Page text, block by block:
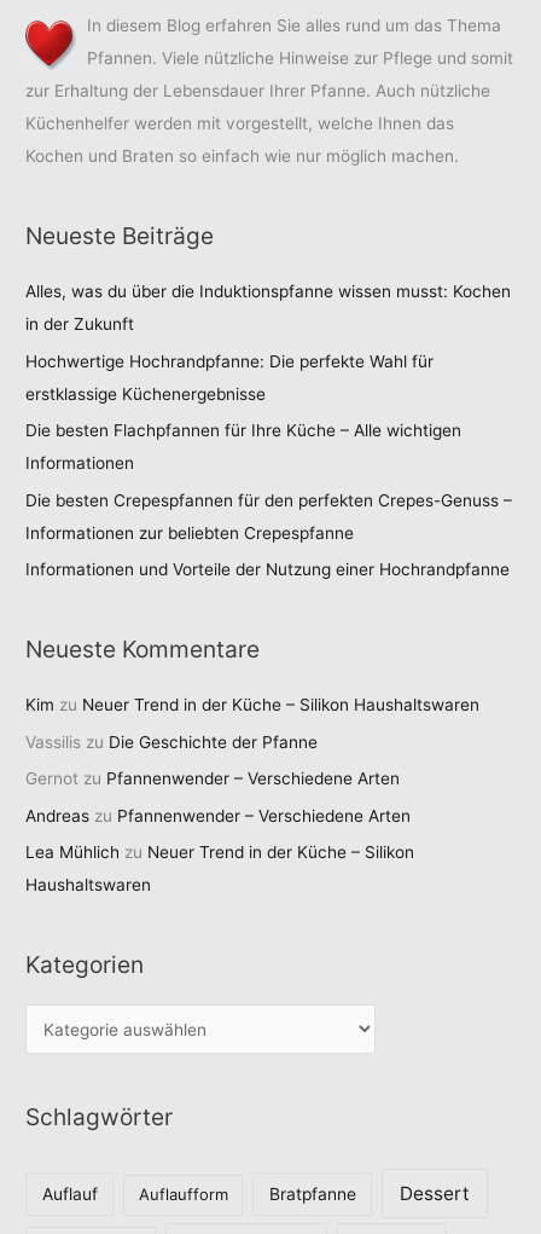
In diesem Blog erfahren Sie alles rund um das Thema
Pfannen. Viele nützliche Hinweise zur Pflege und somit
zur Erhaltung der Lebensdauer Ihrer Pfanne. Auch nützliche
Küchenhelfer werden mit vorgestellt, welche Ihnen das
Kochen und Braten so einfach wie nur möglich machen.
Neueste Beiträge
Alles, was du über die Induktionspfanne wissen musst: Kochen
in der Zukunft
Hochwertige Hochrandpfanne: Die perfekte Wahl für
erstklassige Küchenergebnisse
Die besten Flachpfannen für Ihre Küche – Alle wichtigen
Informationen
Die besten Crepespfannen für den perfekten Crepes-Genuss –
Informationen zur beliebten Crepespfanne
Informationen und Vorteile der Nutzung einer Hochrandpfanne
Neueste Kommentare
Kim zu Neuer Trend in der Küche – Silikon Haushaltswaren
Vassilis zu Die Geschichte der Pfanne
Gernot zu Pfannenwender – Verschiedene Arten
Andreas zu Pfannenwender – Verschiedene Arten
Lea Mühlich zu Neuer Trend in der Küche – Silikon
Haushaltswaren
Kategorien
a
e
Schlagwörter
Auflauf Auflaufform Bratpfanne Dessert